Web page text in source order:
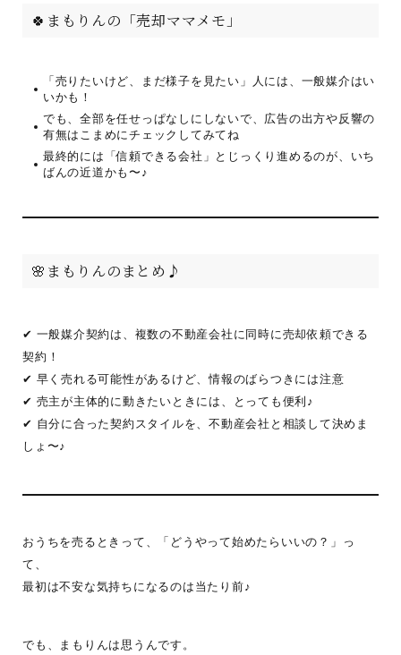
🍀まもりんの「売却ママメモ」
「売りたいけど、まだ様子を見たい」人には、一般媒介はい
いかも！
でも、全部を任せっぱなしにしないで、広告の出方や反響の
有無はこまめにチェックしてみてね
最終的には「信頼できる会社」とじっくり進めるのが、いち
ばんの近道かも〜♪
🌸まもりんのまとめ♪
✔ 一般媒介契約は、複数の不動産会社に同時に売却依頼できる
契約！
✔ 早く売れる可能性があるけど、情報のばらつきには注意
✔ 売主が主体的に動きたいときには、とっても便利♪
✔ 自分に合った契約スタイルを、不動産会社と相談して決めま
しょ〜♪
おうちを売るときって、「どうやって始めたらいいの？」っ
て、
最初は不安な気持ちになるのは当たり前♪
でも、まもりんは思うんです。